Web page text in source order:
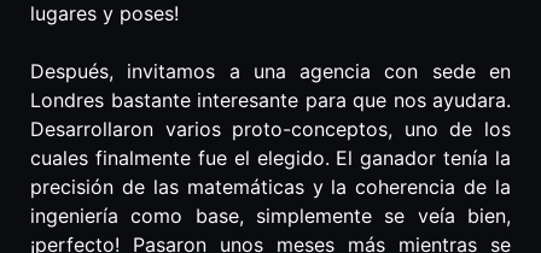
lugares y poses!
Después, invitamos a una agencia con sede en
Londres bastante interesante para que nos ayudara.
Desarrollaron varios proto-conceptos, uno de los
cuales finalmente fue el elegido. El ganador tenía la
precisión de las matemáticas y la coherencia de la
ingeniería como base, simplemente se veía bien,
¡perfecto! Pasaron unos meses más mientras se